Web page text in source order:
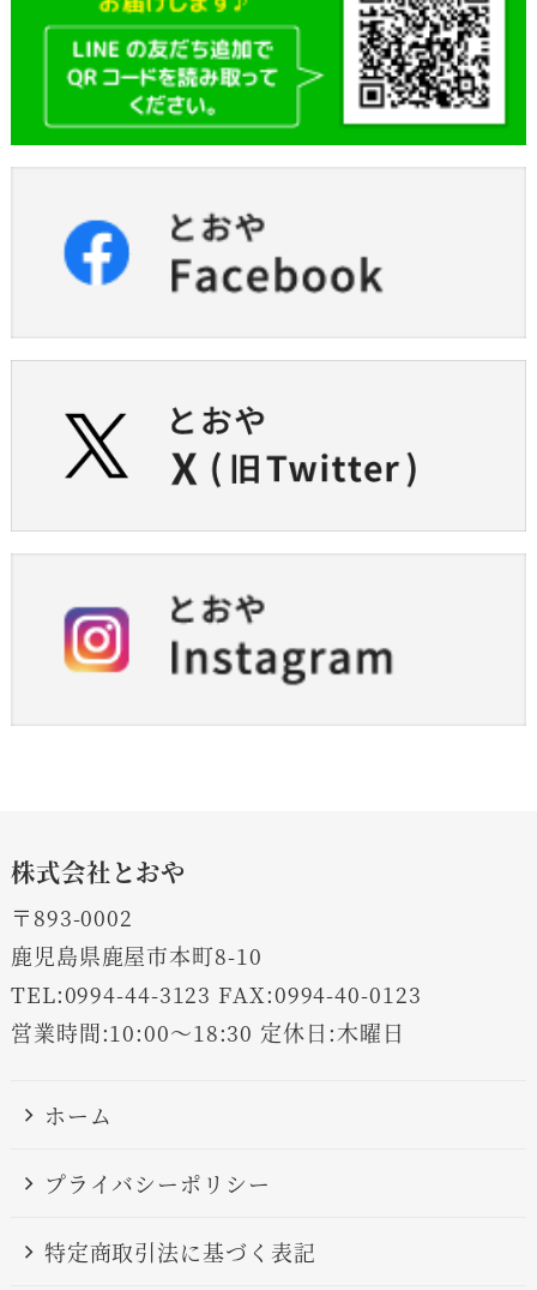
株式会社とおや
〒893-0002
鹿児島県鹿屋市本町8-10
TEL:0994-44-3123 FAX:0994-40-0123
営業時間:10:00～18:30 定休日:木曜日
ホーム
プライバシーポリシー
特定商取引法に基づく表記